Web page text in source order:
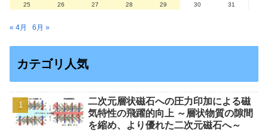
25
26 27 28 29 30 31
« 4月 6月 »
カテゴリ人気
二次元層状磁石への圧力印加による磁
気特性の飛躍的向上 ～層状物質の隙間
を縮め、より優れた二次元磁石へ～